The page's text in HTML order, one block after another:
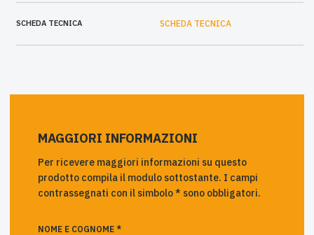
SCHEDA TECNICA SCHEDA TECNICA
MAGGIORI INFORMAZIONI
Per ricevere maggiori informazioni su questo
prodotto compila il modulo sottostante. I campi
contrassegnati con il simbolo * sono obbligatori.
NOME E COGNOME *